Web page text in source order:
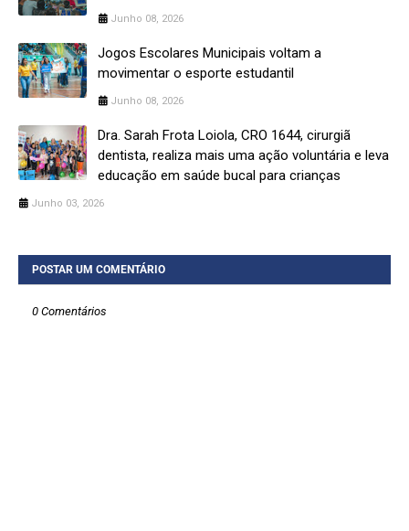
Junho 08, 2026
Jogos Escolares Municipais voltam a
movimentar o esporte estudantil
Junho 08, 2026
Dra. Sarah Frota Loiola, CRO 1644, cirurgiã
dentista, realiza mais uma ação voluntária e leva
educação em saúde bucal para crianças
Junho 03, 2026
POSTAR UM COMENTÁRIO
0 Comentários